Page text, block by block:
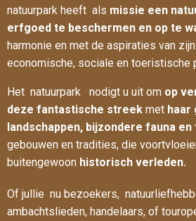
natuurpark heeft als missie een
erfgoed te beschermen en op te
harmonie en met de aspiraties van
economische, sociale en toeristische
Het natuurpark nodigt u uit om op
deze fantastische streek met haar
landschappen, bijzondere fauna
gebouwen en tradities, die
buitengewoon historisch verleden.
Of jullie nu bezoekers,
ambachtslieden, handelaars, of